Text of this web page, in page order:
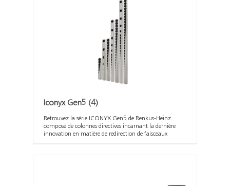
Iconyx Gen5 (4)
Retrouvez la série ICONYX Gen5 de Renkus-Heinz
composé de colonnes directives incarnant la dernière
innovation en matière de redirection de faisceaux